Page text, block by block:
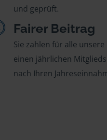
und geprüft.
Fairer Beitrag
Sie zahlen für alle
einen jährlichen
nach Ihren